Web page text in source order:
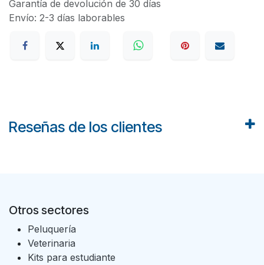
Garantía de devolución de 30 días
Envío: 2-3 días laborables
Reseñas de los clientes
Otros sectores
Peluquería
Veterinaria
Kits para estudiante